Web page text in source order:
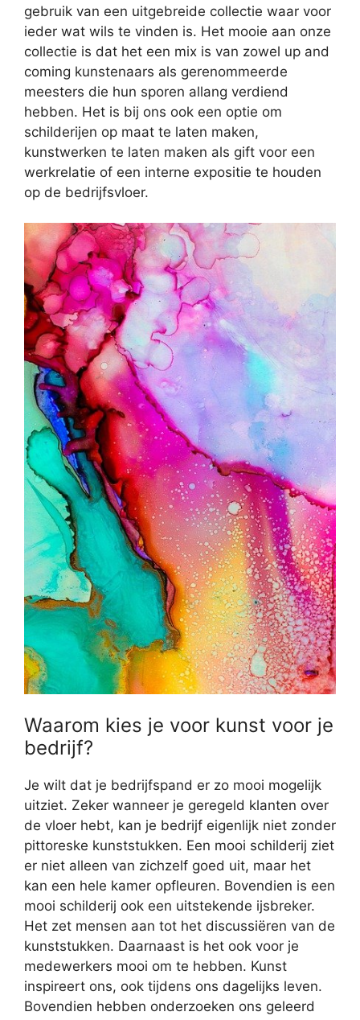
gebruik van een uitgebreide collectie waar voor
ieder wat wils te vinden is. Het mooie aan onze
collectie is dat het een mix is van zowel up and
coming kunstenaars als gerenommeerde
meesters die hun sporen allang verdiend
hebben. Het is bij ons ook een optie om
schilderijen op maat te laten maken,
kunstwerken te laten maken als gift voor een
werkrelatie of een interne expositie te houden
op de bedrijfsvloer.
Waarom kies je voor kunst voor je
bedrijf?
Je wilt dat je bedrijfspand er zo mooi mogelijk
uitziet. Zeker wanneer je geregeld klanten over
de vloer hebt, kan je bedrijf eigenlijk niet zonder
pittoreske kunststukken. Een mooi schilderij ziet
er niet alleen van zichzelf goed uit, maar het
kan een hele kamer opfleuren. Bovendien is een
mooi schilderij ook een uitstekende ijsbreker.
Het zet mensen aan tot het discussiëren van de
kunststukken. Daarnaast is het ook voor je
medewerkers mooi om te hebben. Kunst
inspireert ons, ook tijdens ons dagelijks leven.
Bovendien hebben onderzoeken ons geleerd